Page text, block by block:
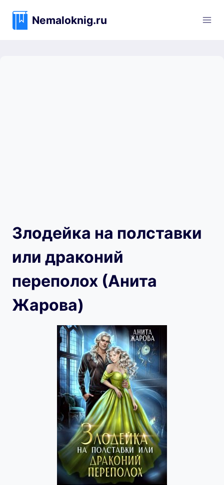
содержимому
Nemaloknig.ru
Злодейка на полставки
или драконий
переполох (Анита
Жарова)